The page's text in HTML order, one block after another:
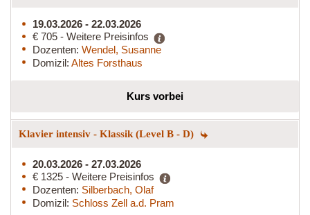
19.03.2026 - 22.03.2026
€ 705 - Weitere Preisinfos
Dozenten: Wendel, Susanne
Domizil: Altes Forsthaus
Kurs vorbei
Klavier intensiv - Klassik (Level B - D)
20.03.2026 - 27.03.2026
€ 1325 - Weitere Preisinfos
Dozenten: Silberbach, Olaf
Domizil: Schloss Zell a.d. Pram